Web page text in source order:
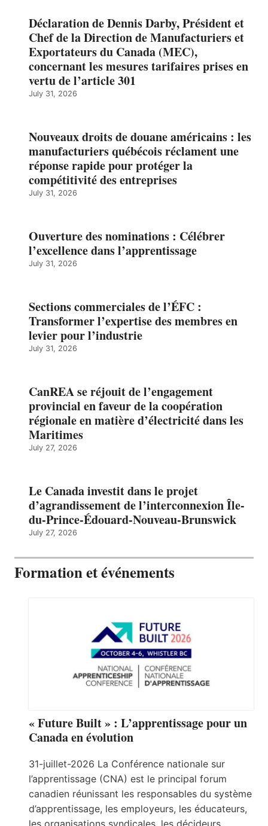
Déclaration de Dennis Darby, Président et
Chef de la Direction de Manufacturiers et
Exportateurs du Canada (MEC),
concernant les mesures tarifaires prises en
vertu de l’article 301
July 31, 2026
Nouveaux droits de douane américains : les
manufacturiers québécois réclament une
réponse rapide pour protéger la
compétitivité des entreprises
July 31, 2026
Ouverture des nominations : Célébrer
l’excellence dans l’apprentissage
July 31, 2026
Sections commerciales de l’ÉFC :
Transformer l’expertise des membres en
levier pour l’industrie
July 31, 2026
CanREA se réjouit de l’engagement
provincial en faveur de la coopération
régionale en matière d’électricité dans les
Maritimes
July 27, 2026
Le Canada investit dans le projet
d’agrandissement de l’interconnexion Île-
du-Prince-Édouard-Nouveau-Brunswick
July 27, 2026
Formation et événements
« Future Built » : L’apprentissage pour un
Canada en évolution
31-juillet-2026 La Conférence nationale sur
l’apprentissage (CNA) est le principal forum
canadien réunissant les responsables du système
d’apprentissage, les employeurs, les éducateurs,
les organisations syndicales, les décideurs